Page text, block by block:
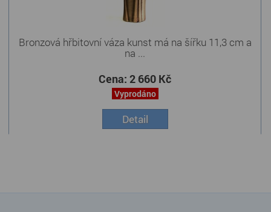
Bronzová hřbitovní váza kunst má na šířku 11,3 cm a
na ...
Cena: 2 660 Kč
Vyprodáno
Detail